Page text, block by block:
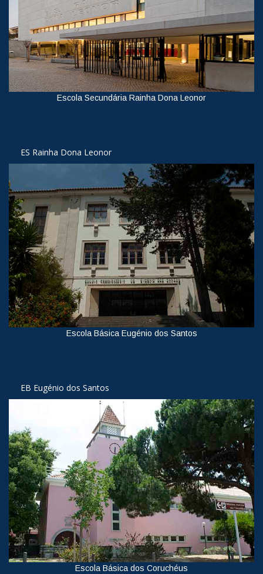
Escola Secundária Rainha Dona Leonor
ES Rainha Dona Leonor
Escola Básica Eugénio dos Santos
EB Eugénio dos Santos
Escola Básica dos Coruchéus